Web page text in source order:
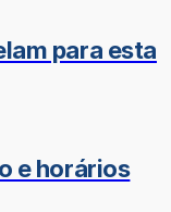
para esta
e horários